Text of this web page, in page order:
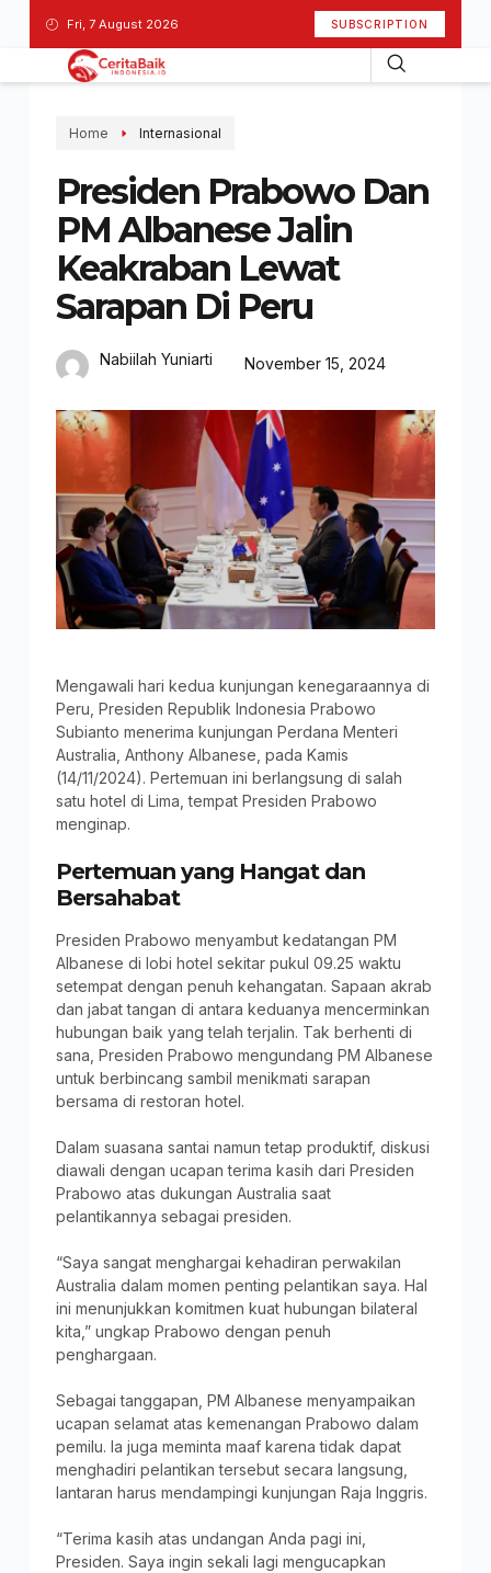
Fri, 7 August 2026 SUBSCRIPTION
Home Internasional
Presiden Prabowo Dan
PM Albanese Jalin
Keakraban Lewat
Sarapan Di Peru
Nabiilah Yuniarti November 15, 2024
Mengawali hari kedua kunjungan kenegaraannya di
Peru, Presiden Republik Indonesia Prabowo
Subianto menerima kunjungan Perdana Menteri
Australia, Anthony Albanese, pada Kamis
(14/11/2024). Pertemuan ini berlangsung di salah
satu hotel di Lima, tempat Presiden Prabowo
menginap.
Pertemuan yang Hangat dan
Bersahabat
Presiden Prabowo menyambut kedatangan PM
Albanese di lobi hotel sekitar pukul 09.25 waktu
setempat dengan penuh kehangatan. Sapaan akrab
dan jabat tangan di antara keduanya mencerminkan
hubungan baik yang telah terjalin. Tak berhenti di
sana, Presiden Prabowo mengundang PM Albanese
untuk berbincang sambil menikmati sarapan
bersama di restoran hotel.
Dalam suasana santai namun tetap produktif, diskusi
diawali dengan ucapan terima kasih dari Presiden
Prabowo atas dukungan Australia saat
pelantikannya sebagai presiden.
“Saya sangat menghargai kehadiran perwakilan
Australia dalam momen penting pelantikan saya. Hal
ini menunjukkan komitmen kuat hubungan bilateral
kita,” ungkap Prabowo dengan penuh
penghargaan.
Sebagai tanggapan, PM Albanese menyampaikan
ucapan selamat atas kemenangan Prabowo dalam
pemilu. Ia juga meminta maaf karena tidak dapat
menghadiri pelantikan tersebut secara langsung,
lantaran harus mendampingi kunjungan Raja Inggris.
“Terima kasih atas undangan Anda pagi ini,
Presiden. Saya ingin sekali lagi mengucapkan